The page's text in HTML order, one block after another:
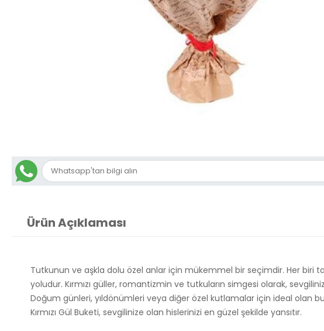
Ürün Açıklaması
Tutkunun ve aşkla dolu özel anlar için mükemmel bir seçimdir. Her biri
yoludur. Kırmızı güller, romantizmin ve tutkuların simgesi olarak,
Doğum günleri, yıldönümleri veya diğer özel kutlamalar için ideal olan
Kırmızı Gül Buketi, sevgilinize olan hislerinizi en güzel şekilde yansıtır.